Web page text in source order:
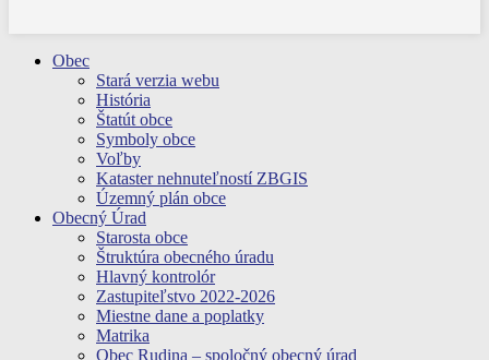
Obec
Stará verzia webu
História
Štatút obce
Symboly obce
Voľby
Kataster nehnuteľností ZBGIS
Územný plán obce
Obecný Úrad
Starosta obce
Štruktúra obecného úradu
Hlavný kontrolór
Zastupiteľstvo 2022-2026
Miestne dane a poplatky
Matrika
Obec Rudina – spoločný obecný úrad